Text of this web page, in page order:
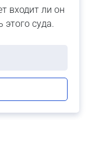
входит ли он
этого суда.